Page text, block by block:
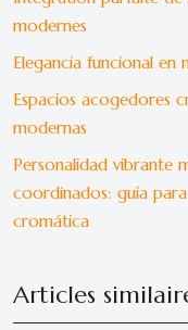
modernes
Elegancia funcional
Espacios acogedores
modernas
Personalidad vibrante
coordinados: guía
cromática
Articles